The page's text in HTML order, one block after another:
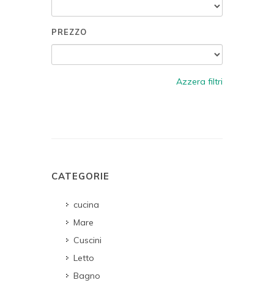
PREZZO
Azzera filtri
CATEGORIE
cucina
Mare
Cuscini
Letto
Bagno